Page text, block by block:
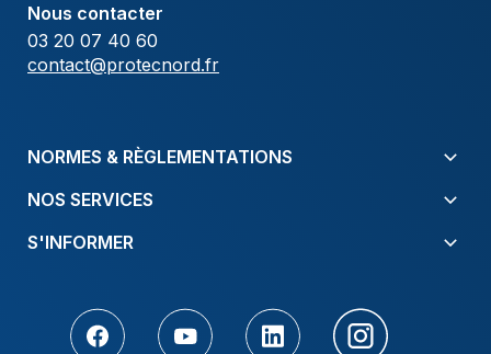
Nous contacter
03 20 07 40 60
contact@protecnord.fr
NORMES & RÈGLEMENTATIONS
NOS SERVICES
S'INFORMER